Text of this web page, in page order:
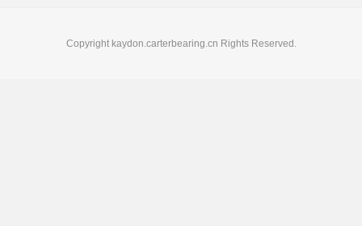
Copyright kaydon.carterbearing.cn Rights Reserved.